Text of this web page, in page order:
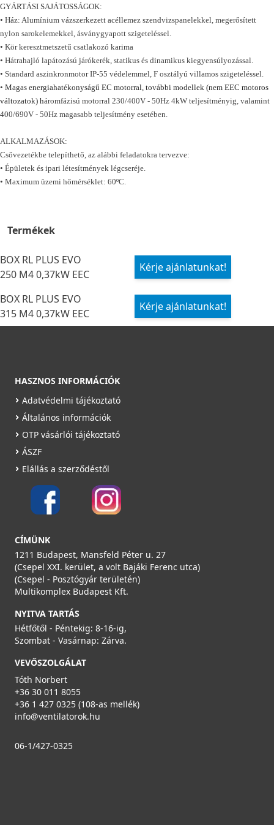
GYÁRTÁSI SAJÁTOSSÁGOK:
• Ház: Alumínium vázszerkezett acéllemez szendvizspanelekkel, megerősített
nylon sarokelemekkel, ásványgyapott szigeteléssel.
• Kör keresztmetszetű csatlakozó karima
• Hátrahajló lapátozású járókerék, statikus és dinamikus kiegyensúlyozással.
• Standard aszinkronmotor IP-55 védelemmel, F osztályú villamos szigeteléssel.
• Magas energiahatékonyságű EC motorral, további modellek (nem EEC motoros
változatok) háromfázisú motorral 230/400V - 50Hz 4kW teljesítményig, valamint
400/690V - 50Hz magasabb teljesítmény esetében.
ALKALMAZÁSOK:
Csővezetékbe telepíthető, az alábbi feladatokra tervezve:
• Épületek és ipari létesítmények légcseréje.
• Maximum üzemi hőmérséklet: 60ºC.
Termékek
BOX RL PLUS EVO
250 M4 0,37kW EEC
Kérje ajánlatunkat!
BOX RL PLUS EVO
315 M4 0,37kW EEC
Kérje ajánlatunkat!
HASZNOS INFORMÁCIÓK
Adatvédelmi tájékoztató
Általános információk
OTP vásárlói tájékoztató
ÁSZF
Elállás a szerződéstől
CÍMÜNK
1211 Budapest, Mansfeld Péter u. 27
(Csepel XXI. kerület, a volt Bajáki Ferenc utca)
(Csepel - Posztógyár területén)
Multikomplex Budapest Kft.
NYITVA TARTÁS
Hétfőtől - Péntekig: 8-16-ig,
Szombat - Vasárnap: Zárva.
VEVŐSZOLGÁLAT
Tóth Norbert
+36 30 011 8055
+36 1 427 0325 (108-as mellék)
info@ventilatorok.hu
06-1/427-0325